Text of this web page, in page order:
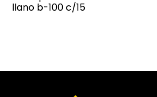
llano b-100 c/15